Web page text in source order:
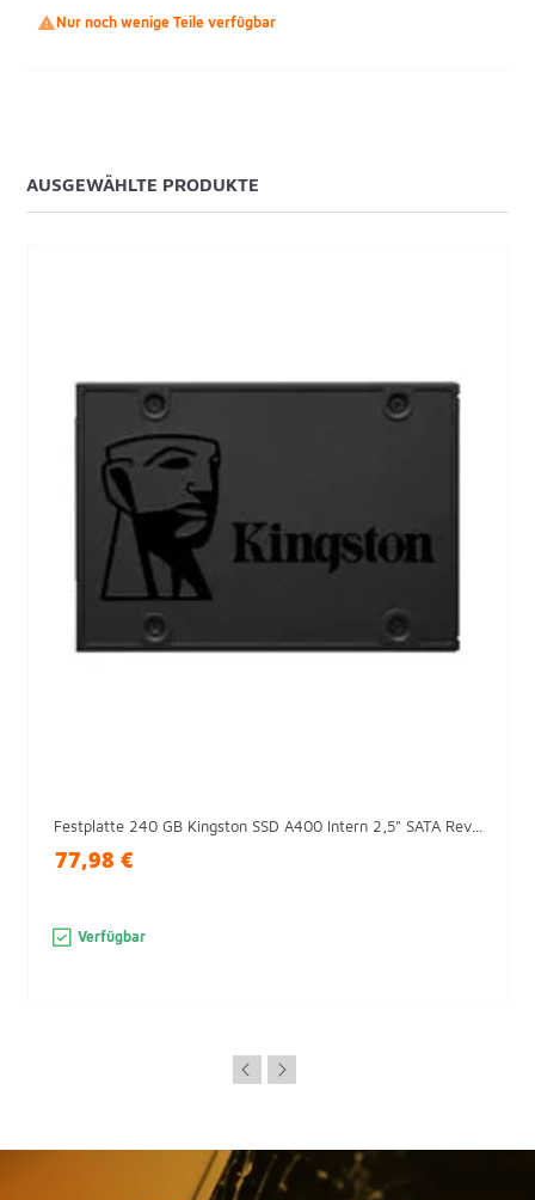
Nur noch wenige Teile verfügbar
AUSGEWÄHLTE PRODUKTE
Festplatte 240 GB Kingston SSD A400 Intern 2,5" SATA Rev...
77,98 €
Verfügbar